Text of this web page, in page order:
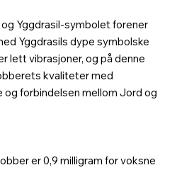
Yggdrasil-symbolet forener
Yggdrasils dype symbolske
lett vibrasjoner, og på denne
kvaliteter med
forbindelsen mellom Jord og
er 0,9 milligram for voksne